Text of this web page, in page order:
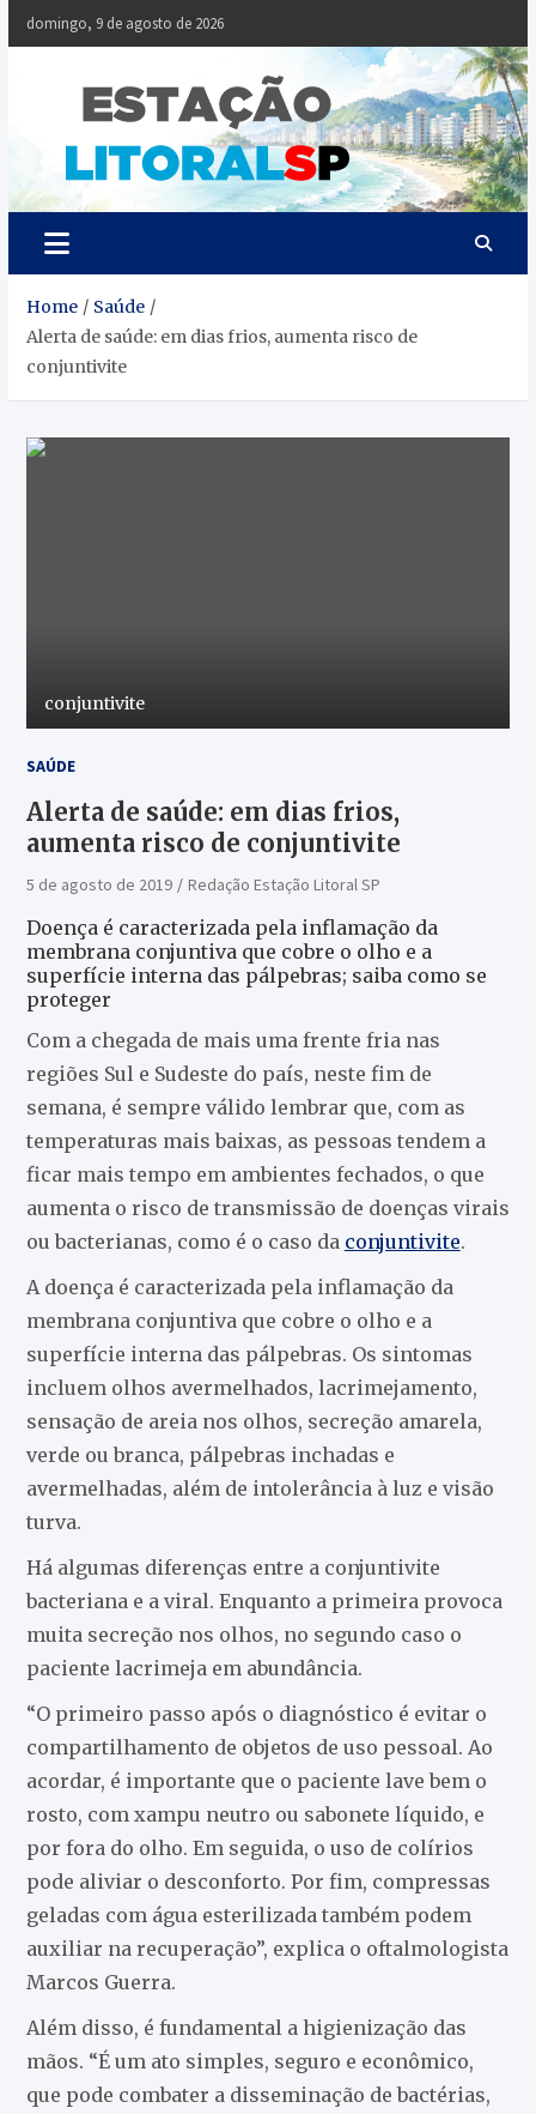
Skip
domingo, 9 de agosto de 2026
Litoral
Notícias da
Baixada Santista
Home
Saúde
Alerta de saúde: em dias frios, aumenta risco de
conjuntivite
conjuntivite
SAÚDE
Alerta de saúde: em dias frios,
aumenta risco de conjuntivite
5 de agosto de 2019 Redação Estação Litoral SP
Doença é caracterizada pela inflamação da
membrana conjuntiva que cobre o olho e a
superfície interna das pálpebras; saiba como se
proteger
Com a chegada de mais uma frente fria nas
regiões Sul e Sudeste do país, neste fim de
semana, é sempre válido lembrar que, com as
temperaturas mais baixas, as pessoas tendem a
ficar mais tempo em ambientes fechados, o que
aumenta o risco de transmissão de doenças virais
ou bacterianas, como é o caso da conjuntivite.
A doença é caracterizada pela inflamação da
membrana conjuntiva que cobre o olho e a
superfície interna das pálpebras. Os sintomas
incluem olhos avermelhados, lacrimejamento,
sensação de areia nos olhos, secreção amarela,
verde ou branca, pálpebras inchadas e
avermelhadas, além de intolerância à luz e visão
turva.
Há algumas diferenças entre a conjuntivite
bacteriana e a viral. Enquanto a primeira provoca
muita secreção nos olhos, no segundo caso o
paciente lacrimeja em abundância.
“O primeiro passo após o diagnóstico é evitar o
compartilhamento de objetos de uso pessoal. Ao
acordar, é importante que o paciente lave bem o
rosto, com xampu neutro ou sabonete líquido, e
por fora do olho. Em seguida, o uso de colírios
pode aliviar o desconforto. Por fim, compressas
geladas com água esterilizada também podem
auxiliar na recuperação”, explica o oftalmologista
Marcos Guerra.
Além disso, é fundamental a higienização das
mãos. “É um ato simples, seguro e econômico,
que pode combater a disseminação de bactérias,